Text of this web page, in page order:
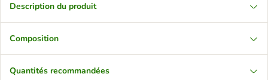
Description du produit
Composition
Quantités recommandées